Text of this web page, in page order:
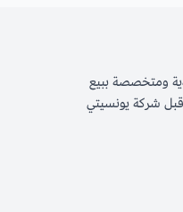
في كل وجبة!
ومتخصصة ببيع
شركة يونسيتي